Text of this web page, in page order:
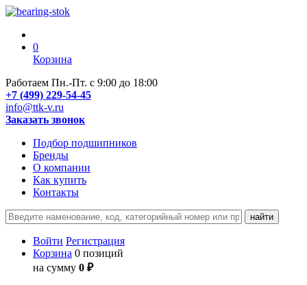
0
Корзина
Работаем Пн.-Пт. с 9:00 до 18:00
+7 (499) 229-54-45
info@ttk-v.ru
Заказать звонок
Подбор подшипников
Бренды
О компании
Как купить
Контакты
Войти Регистрация
Корзина 0 позиций
на сумму 0 ₽